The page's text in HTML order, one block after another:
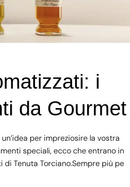
i
da Gourmet
per impreziosire la vostra
speciali, ecco che entrano in
di Tenuta Torciano.Sempre più pe